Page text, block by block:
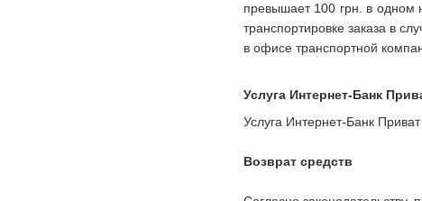
превышает 100 грн. в одном
транспортировке заказа в
в офисе транспортной
Услуга Интернет-Банк
Услуга Интернет-Банк
Возврат средств